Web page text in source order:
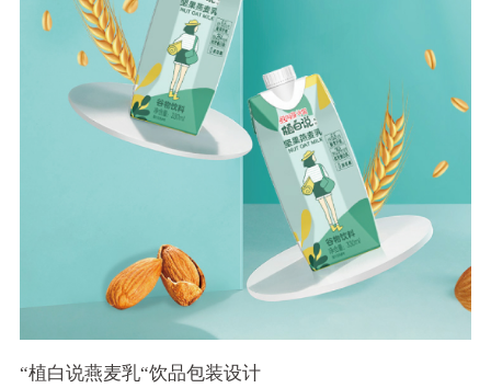
“植白说燕麦乳“饮品包装设计